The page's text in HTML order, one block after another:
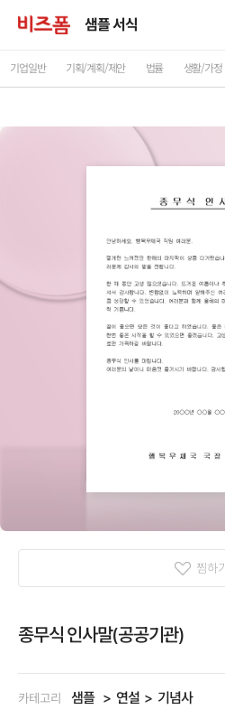
샘플 서식
기업일반 기획/계획/제안 법률 생활/가정
찜하기
종무식 인사말(공공기관)
카테고리 샘플 연설 기념사